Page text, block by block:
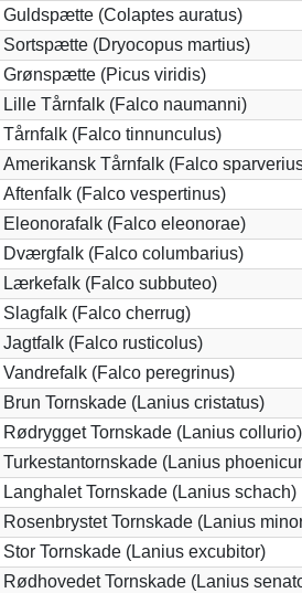
Guldspætte (Colaptes auratus)
Sortspætte (Dryocopus martius)
Grønspætte (Picus viridis)
Lille Tårnfalk (Falco naumanni)
Tårnfalk (Falco tinnunculus)
Amerikansk Tårnfalk (Falco
Aftenfalk (Falco vespertinus)
Eleonorafalk (Falco eleonorae)
Dværgfalk (Falco columbarius)
Lærkefalk (Falco subbuteo)
Slagfalk (Falco cherrug)
Jagtfalk (Falco rusticolus)
Vandrefalk (Falco peregrinus)
Brun Tornskade (Lanius cristatus)
Rødrygget Tornskade (Lanius collurio)
Turkestantornskade (Lanius
Langhalet Tornskade (Lanius schach)
Rosenbrystet Tornskade (Lanius
Stor Tornskade (Lanius excubitor)
Rødhovedet Tornskade (Lanius